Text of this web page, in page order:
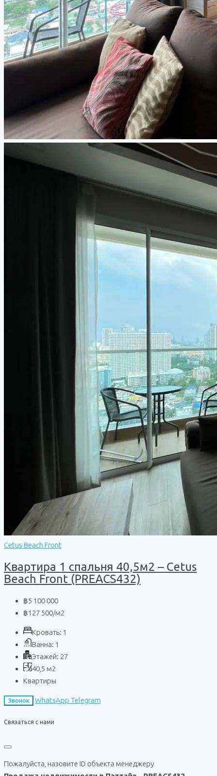
Cetus Beach Front
Квартира 1 спальня 40,5м2 – Cetus
Beach Front (PREACS432)
฿5 100 000
฿127 500/м2
Кровать: 1
Ванна: 1
Этажей: 27
40,5 м2
Квартиры
Звонок WhatsApp Telegram
Связаться с нами
Пожалуйста, назовите ID объекта менеджеру